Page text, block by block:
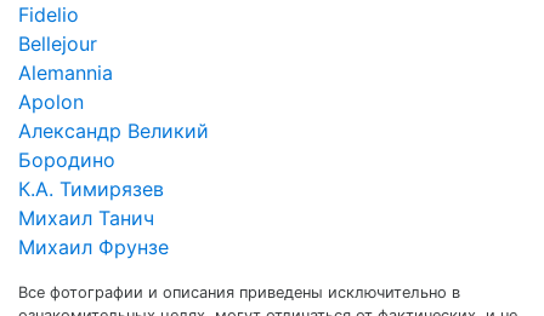
Fidelio
Bellejour
Alemannia
Apolon
Александр Великий
Бородино
К.А. Тимирязев
Михаил Танич
Михаил Фрунзе
Все фотографии и описания приведены исключительно в